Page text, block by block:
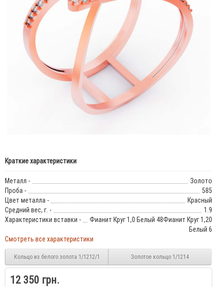
Краткие характеристики
Металл -
Золото
Проба -
585
Цвет металла -
Красный
Средний вес, г. -
1.9
Характеристики вставки -
Фианит Круг 1,0 Белый 48Фианит Круг 1,20
Белый 6
Смотреть все характеристики
Кольцо из белого золота 1/1212/1 Золотое кольцо 1/1214
12 350 грн.